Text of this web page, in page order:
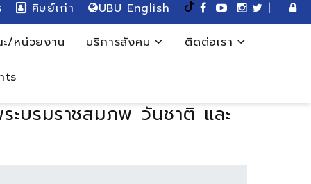
ศิษย์เก่า UBU English |
/หน่วยงาน บริการสังคม ติดต่อเรา
ะบรมราชสมภพ วันชาติ และ